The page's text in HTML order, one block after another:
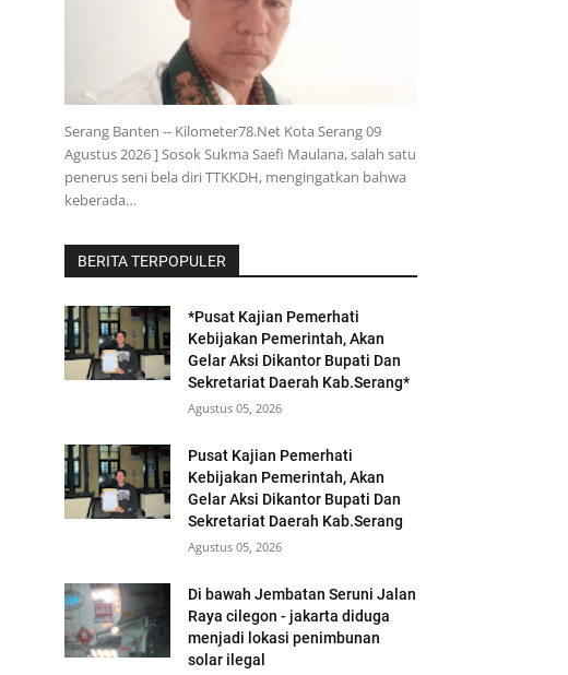
Serang Banten -- Kilometer78.Net Kota Serang 09
Agustus 2026 ] Sosok Sukma Saefi Maulana, salah satu
penerus seni bela diri TTKKDH, mengingatkan bahwa
keberada…
BERITA TERPOPULER
*Pusat Kajian Pemerhati
Kebijakan Pemerintah, Akan
Gelar Aksi Dikantor Bupati Dan
Sekretariat Daerah Kab.Serang*
Agustus 05, 2026
Pusat Kajian Pemerhati
Kebijakan Pemerintah, Akan
Gelar Aksi Dikantor Bupati Dan
Sekretariat Daerah Kab.Serang
Agustus 05, 2026
Di bawah Jembatan Seruni Jalan
Raya cilegon - jakarta diduga
menjadi lokasi penimbunan
solar ilegal